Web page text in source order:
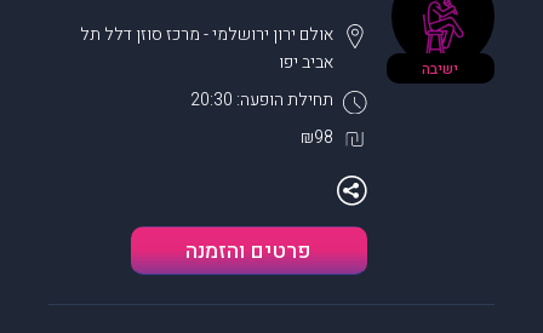
ישיבה
תחילת הופעה: 20:30
אולם ירון ירושלמי - מרכז סוזן דלל תל
אביב יפו
₪98
פרטים והזמנה